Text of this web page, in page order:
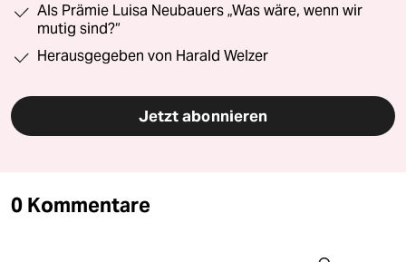
Als Prämie Luisa Neubauers „Was wäre, wenn wir
mutig sind?“
Herausgegeben von Harald Welzer
Jetzt abonnieren
0 Kommentare